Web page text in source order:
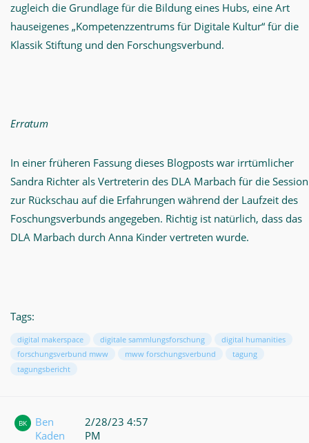
zugleich die Grundlage für die Bildung eines Hubs, eine Art
hauseigenes „Kompetenzzentrums für Digitale Kultur“ für die
Klassik Stiftung und den Forschungsverbund.
Erratum
In einer früheren Fassung dieses Blogposts war irrtümlicher
Sandra Richter als Vertreterin des DLA Marbach für die Session
zur Rückschau auf die Erfahrungen während der Laufzeit des
Foschungsverbunds angegeben. Richtig ist natürlich, dass das
DLA Marbach durch Anna Kinder vertreten wurde.
Tags:
digital makerspace digitale sammlungsforschung
digital humanities
forschungsverbund mww
mww forschungsverbund
tagung
tagungsbericht
BK
Ben
Kaden
2/28/23 4:57
PM